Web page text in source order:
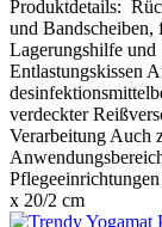
Produktdetails:
und Bandscheiben,
Lagerungshilfe
Entlastungskissen
verdeckter
Verarbeitung Auch
x 20/2 cm